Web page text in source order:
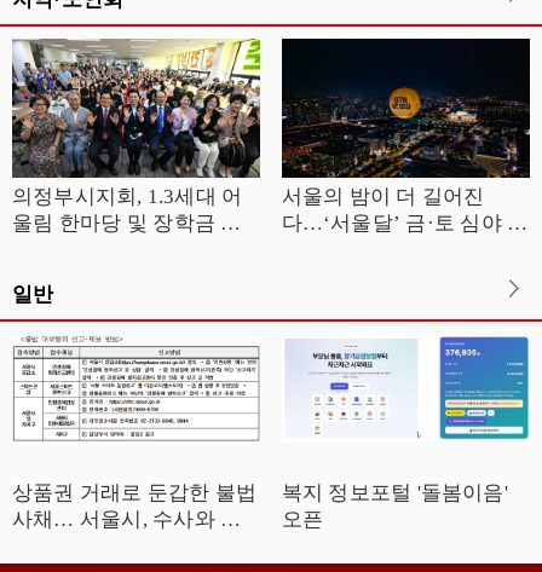
의정부시지회, 1.3세대 어
울림 한마당 및 장학금 전
서울의 밤이 더 길어진
다…‘서울달’ 금·토 심야 운
일반
상품권 거래로 둔갑한 불법
사채… 서울시, 수사와 예
복지 정보포털 '돌봄이음'
오픈